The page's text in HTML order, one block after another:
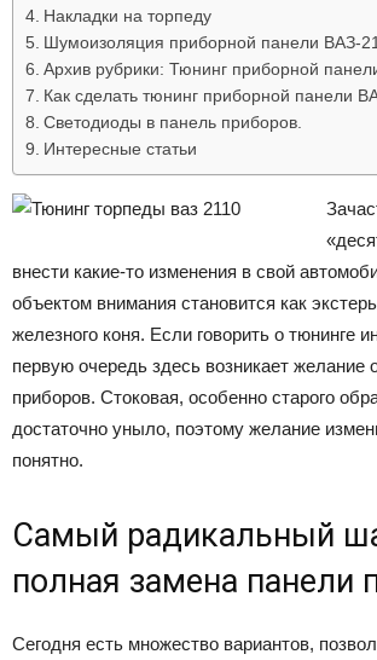
Накладки на торпеду
Шумоизоляция приборной панели ВАЗ-
Архив рубрики: Тюнинг приборной
Как сделать тюнинг приборной панели
Светодиоды в панель приборов.
Интересные статьи
внести какие-то изменения в свой
объектом внимания становится как
железного коня. Если говорить о тюнинге
первую очередь здесь возникает желание
приборов. Стоковая, особенно старого
достаточно уныло, поэтому желание
понятно.
Самый радикальный
полная замена панели
Сегодня есть множество вариантов,